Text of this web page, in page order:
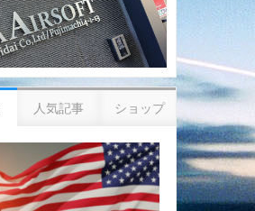
人気記事 ショップ